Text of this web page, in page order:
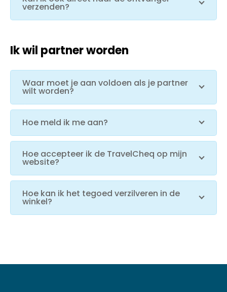
verzenden?
Ik wil partner worden
Waar moet je aan voldoen als je partner
wilt worden?
Hoe meld ik me aan?
Hoe accepteer ik de TravelCheq op mijn
website?
Hoe kan ik het tegoed verzilveren in de
winkel?